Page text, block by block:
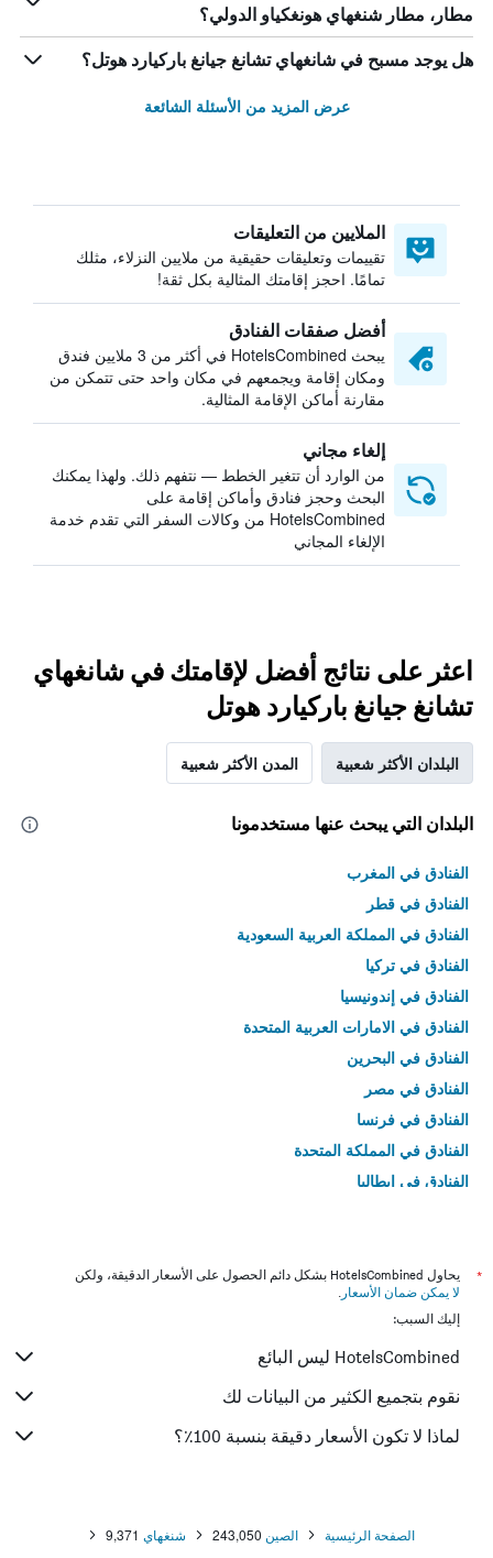
مطار، مطار شنغهاي هونغكياو الدولي؟
هل يوجد مسبح في شانغهاي تشانغ جيانغ باركيارد هوتل؟
عرض المزيد من الأسئلة الشائعة
الملايين من التعليقات
تقييمات وتعليقات حقيقية من ملايين النزلاء، مثلك
تمامًا. احجز إقامتك المثالية بكل ثقة!
أفضل صفقات الفنادق
يبحث HotelsCombined في أكثر من 3 ملايين فندق
ومكان إقامة ويجمعهم في مكان واحد حتى تتمكن من
مقارنة أماكن الإقامة المثالية.
إلغاء مجاني
من الوارد أن تتغير الخطط — نتفهم ذلك. ولهذا يمكنك
البحث وحجز فنادق وأماكن إقامة على
HotelsCombined من وكالات السفر التي تقدم خدمة
الإلغاء المجاني
اعثر على نتائج أفضل لإقامتك في شانغهاي
تشانغ جيانغ باركيارد هوتل
البلدان الأكثر شعبية المدن الأكثر شعبية
البلدان التي يبحث عنها مستخدمونا
الفنادق في المغرب
الفنادق في قطر
الفنادق في المملكة العربية السعودية
الفنادق في تركيا
الفنادق في إندونيسيا
الفنادق في الامارات العربية المتحدة
الفنادق في البحرين
الفنادق في مصر
الفنادق في فرنسا
الفنادق في المملكة المتحدة
الفنادق في إيطاليا
*
يحاول HotelsCombined بشكل دائم الحصول على الأسعار الدقيقة، ولكن
لا يمكن ضمان الأسعار .
إليك السبب:
HotelsCombined ليس البائع
نقوم بتجميع الكثير من البيانات لك
لماذا لا تكون الأسعار دقيقة بنسبة 100٪؟
الصفحة الرئيسية الصين 243,050 شنغهاي 9,371